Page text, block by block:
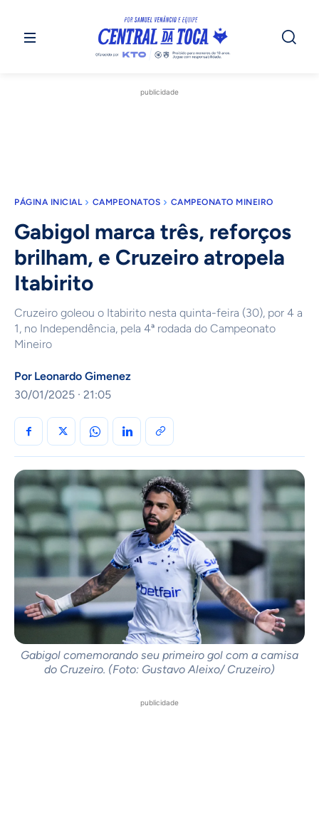
publicidade
PÁGINA INICIAL CAMPEONATOS CAMPEONATO MINEIRO
Gabigol marca três, reforços
brilham, e Cruzeiro atropela
Itabirito
Cruzeiro goleou o Itabirito nesta quinta-feira (30), por 4 a
1, no Independência, pela 4ª rodada do Campeonato
Mineiro
Por Leonardo Gimenez
30/01/2025 · 21:05
Gabigol comemorando seu primeiro gol com a camisa
do Cruzeiro. (Foto: Gustavo Aleixo/ Cruzeiro)
publicidade